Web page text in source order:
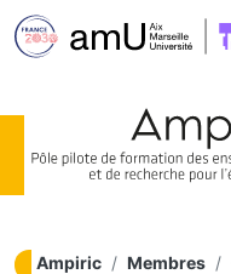
Ampiric Membres